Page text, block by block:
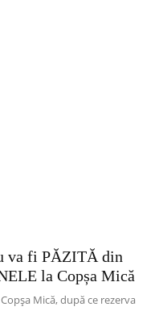
va fi PĂZITĂ din
la Copșa Mică
Mică, după ce rezerva